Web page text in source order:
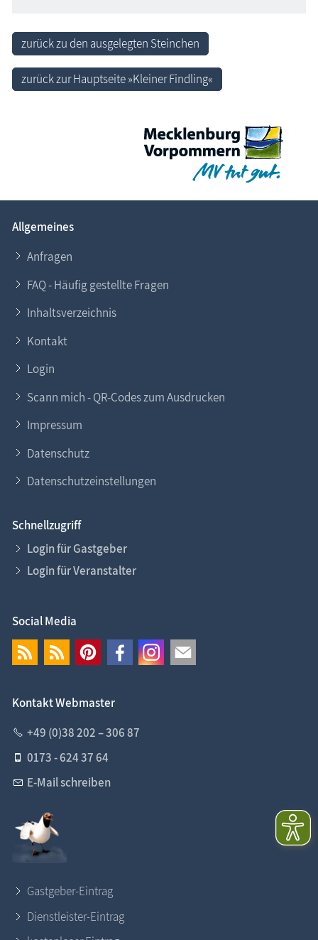
zurück zu den ausgelegten Steinchen
zurück zur Hauptseite »Kleiner Findling«
Allgemeines
Anfragen
FAQ - Häufig gestellte Fragen
Inhaltsverzeichnis
Kontakt
Login
Scann mich - QR-Codes zum Ausdrucken
Impressum
Datenschutz
Datenschutzeinstellungen
Schnellzugriff
Login für Gastgeber
Login für Veranstalter
Social Media
Kontakt Webmaster
+49 (0)38 202 – 306 87
0173 - 624 37 64
E-Mail schreiben
Gastgeber-Eintrag
Dienstleister-Eintrag